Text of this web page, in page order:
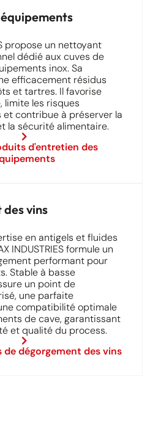
propose un nettoyant
dédié aux cuves de
inox. Sa
efficacement résidus
et tartres. Il favorise
limite les risques
contribue à préserver la
la sécurité alimentaire.
d'entretien des
vins
en antigels et fluides
INDUSTRIES formule un
performant pour
Stable à basse
un point de
une parfaite
compatibilité optimale
de cave, garantissant
et qualité du process.
de dégorgement des vins